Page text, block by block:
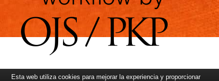
Esta web utiliza cookies para mejorar la experiencia y proporcionar